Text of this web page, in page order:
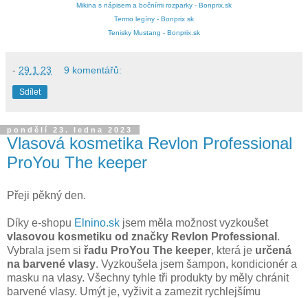
Mikina s nápisem a bočními rozparky - Bonprix.sk
Termo legíny - Bonprix.sk
Tenisky Mustang - Bonprix.sk
- 29.1.23 9 komentářů:
Sdílet
pondělí 23. ledna 2023
Vlasová kosmetika Revlon Professional
ProYou The keeper
Přeji pěkný den.
Díky e-shopu Elnino.sk jsem měla možnost vyzkoušet
vlasovou kosmetiku od značky Revlon Professional .
Vybrala jsem si řadu ProYou The keeper, která je určená
na barvené vlasy. Vyzkoušela jsem šampon, kondicionér a
masku na vlasy. Všechny tyhle tři produkty by měly chránit
barvené vlasy. Umýt je, vyživit a zamezit rychlejšímu